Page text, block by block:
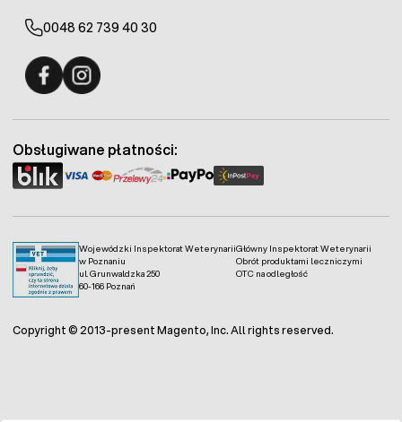
0048 62 739 40 30
Wojewódzki Inspektorat Weterynarii
w Poznaniu
ul. Grunwaldzka 250
60-166 Poznań
Główny Inspektorat Weterynarii
Obrót produktami leczniczymi
OTC na odległość
Obsługiwane płatności:
Copyright © 2013-present Magento, Inc. All rights reserved.